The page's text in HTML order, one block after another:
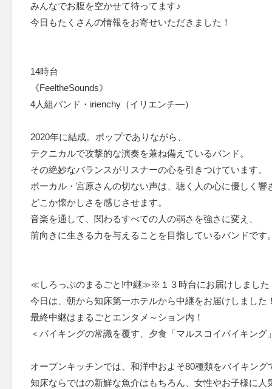
みんなでお腹を空かせて待ってます♪
今日もたくさんの情報をお寄せいただきました！
14時台
《FeeltheSounds》
4人組バンド・irienchy（イリエンチ—）
2020年に結成。ポップでありながら、
テクニカルで攻撃的な演奏を兼ね備えているバンド。
その絶妙なバランスがリスナーの心を引きつけています。
ボーカル・宮原さんの切ない声は、聴く人の心に優しく響
どこか懐かしさを感じさせます。
音楽を通して、関わるすべての人の弱さを強さに変え、
前向きに生きる力を与えることを目指しているバンドです
≪しろっぷのまるごと!中継≫※１３時台にお届けしました
今日は、朝から知床第一ホテルから中継をお届けしました
最終中継はまるごとエンタメ～ション内！
＜バイキングの常識を覆す、夕食「マルスコイバイキング
オープンキッチンでは、和洋中およそ80種類をバイキング
知床ならではの新鮮な魚介はもちろん、女性やお子様に